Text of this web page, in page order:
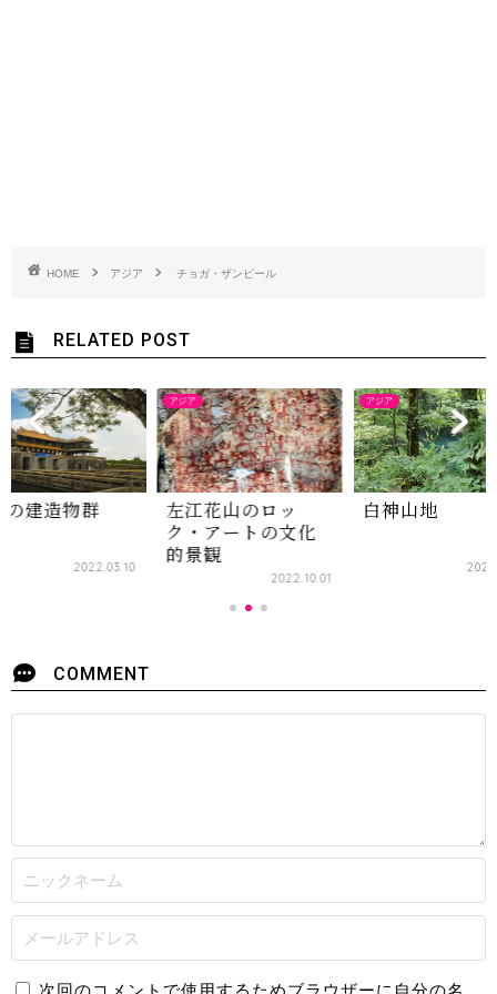
HOME アジア チョガ・ザンビール
RELATED POST
の建造物群
2022.03.10
アジア
左江花山のロッ
ク・アートの文化
的景観
2022.10.01
アジア
白神山地
COMMENT
次回のコメントで使用するためブラウザーに自分の名